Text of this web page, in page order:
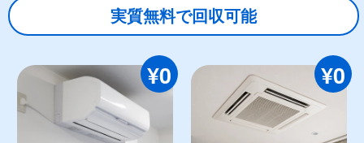
実質無料で回収可能
¥0 ¥0